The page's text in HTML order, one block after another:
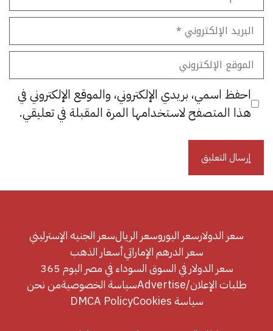
البريد
الإلكتروني
الموقع
الإلكتروني
احفظ اسمي، بريدي الإلكتروني، والموقع الإلكتروني في
هذا المتصفح لاستخدامها المرة المقبلة في تعليقي.
سعر الدولارسعر اليوروسعر الريالسعر الجنيه الإسترليني
سعر الدرهم الإماراتيأسعار الذهب
سعر الدولار في السوق السوداء في مصر اليوم 365
طلبات الإعلان/Advertise
سياسة الخصوصيةمن نحن
سياسة Cookies
DMCA Policy